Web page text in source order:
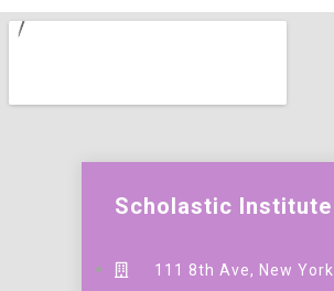
Scholastic Institute
111 8th Ave, New York